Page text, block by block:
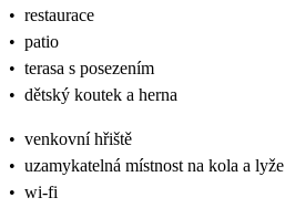
• restaurace
• patio
• terasa s posezením
• dětský koutek a herna
• venkovní hřiště
• uzamykatelná místnost na kola a lyže
• wi-fi